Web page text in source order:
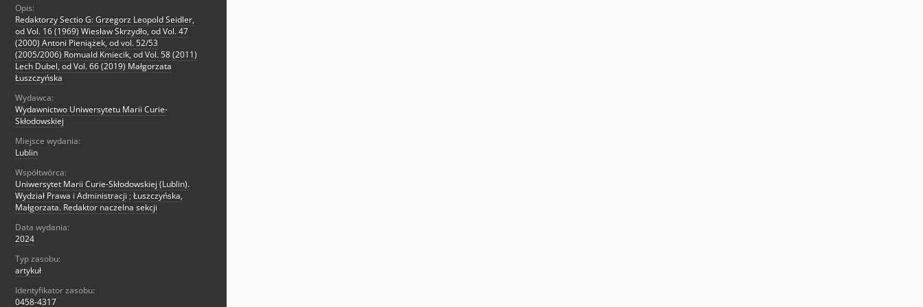
Opis:
Redaktorzy Sectio G: Grzegorz Leopold Seidler,
od Vol. 16 (1969) Wiesław Skrzydło, od Vol. 47
(2000) Antoni Pieniążek, od vol. 52/53
(2005/2006) Romuald Kmiecik, od Vol. 58 (2011)
Lech Dubel, od Vol. 66 (2019) Małgorzata
Łuszczyńska
Wydawca:
Wydawnictwo Uniwersytetu Marii Curie-
Skłodowskiej
Miejsce wydania:
Lublin
Współtwórca:
Uniwersytet Marii Curie-Skłodowskiej (Lublin).
Wydział Prawa i Administracji ; Łuszczyńska,
Małgorzata. Redaktor naczelna sekcji
Data wydania:
2024
Typ zasobu:
artykuł
Identyfikator zasobu:
0458-4317